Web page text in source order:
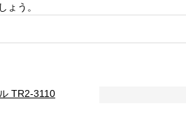
ょう。
TR2-3110